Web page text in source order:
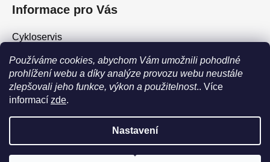
Používáme cookies, abychom Vám umožnili pohodlné
prohlížení webu a díky analýze provozu webu neustále
zlepšovali jeho funkce, výkon a použitelnost.. Více
informací zde.
Nastavení
POZOR - stav zboží SKLADEM neodpovídá stavu na prodejně. Při
objednání zboží s vyzvednutím na prodejně vždy vyčkejte na
Informace pro Vás
Cykloservis
Skiservis
Obchodní podmínky
Podmínky ochrany osobních údajů
Vytvořil Shoptet